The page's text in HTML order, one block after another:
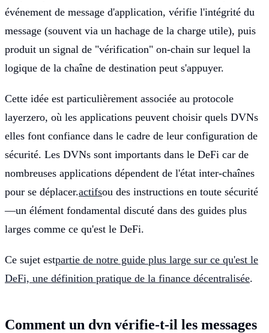
événement de message d'application, vérifie l'intégrité du
message (souvent via un hachage de la charge utile), puis
produit un signal de "vérification" on-chain sur lequel la
logique de la chaîne de destination peut s'appuyer.
Cette idée est particulièrement associée au protocole
layerzero, où les applications peuvent choisir quels DVNs
elles font confiance dans le cadre de leur configuration de
sécurité. Les DVNs sont importants dans le DeFi car de
nombreuses applications dépendent de l'état inter-chaînes
pour se déplacer.actifsou des instructions en toute sécurité
—un élément fondamental discuté dans des guides plus
larges comme ce qu'est le DeFi.
Ce sujet estpartie de notre guide plus large sur ce qu'est le
DeFi, une définition pratique de la finance décentralisée.
Comment un dvn vérifie-t-il les messages